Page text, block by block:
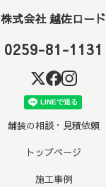
株式会社 越佐ロード
0259-81-1131
舗装の相談・見積依頼
トップページ
施工事例